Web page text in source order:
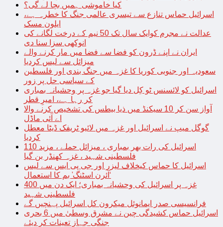
کیا خاموشی ہمیں بچا لے گی؟
اسرائیل حماس تنازع سے تیسری عالمی جنگ کا خطرہ ہے،
ایلون مسک
عدالت نے مجرم کوایک سال تک 50 نیم کے درخت لگانے کی
انوکھی سزا سنا دی
ایران نے اپنے ڈرون کو فضا سے فضا میں مار کرنے والے
میزائل سے لیس کردیا
سعودیہ اور جنوبی کوریا کا غزہ میں جنگ بندی اور فلسطین
کے سیاسی حل پر زور
اسرائیل کو لائسنس ٹو کِل دیا گیا جو غزہ پر وحشیانہ بمباری
کر رہا ہے، امیرِ قطر
آواز سن کر 10 سیکنڈ میں ذیا بیطس کی تشخیص کرنے والا
اے آئی ماڈل
گوگل میپ نے اسرائیل اور غزہ میں لائیو ٹریفک ڈیٹا معطل
کردیا
اسرائیل کی رات بھر بمباری ، میزائل حملے ، مزید 110
فلسطینی شہید ، غزہ کھنڈر بن گیا
اسرائیل کا حماس کیخلاف لیزر اور جی پی ایس سے لیس
‘آئرن اسٹنگ’ بم کا استعمال
غزہ پر اسرائیل کی وحشیانہ بمباری؛ ایک دن میں 400
فلسطینی شہید
فرانسیسی صدر ایمانوئل میکرون کل اسرائیل پہنچیں گے
اسرائیل حماس کشیدگی چین نے مشرق وسطیٰ میں 6 بحری
جنگی جہاز تعینات کر دیئے